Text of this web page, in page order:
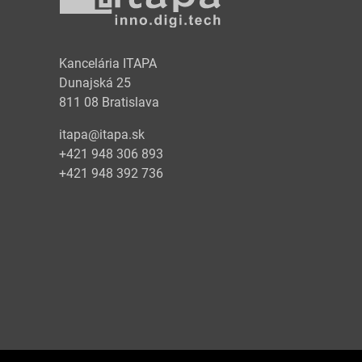
Kancelária ITAPA
Dunajská 25
811 08 Bratislava
itapa@itapa.sk
+421 948 306 893
+421 948 392 736